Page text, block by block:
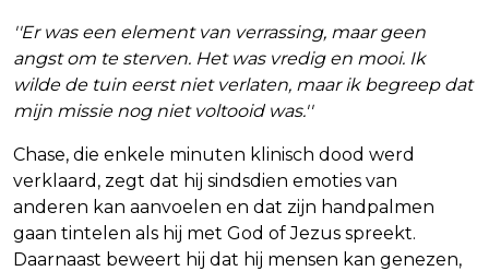
''Er was een element van verrassing, maar geen
angst om te sterven. Het was vredig en mooi. Ik
wilde de tuin eerst niet verlaten, maar ik begreep dat
mijn missie nog niet voltooid was.''
Chase, die enkele minuten klinisch dood werd
verklaard, zegt dat hij sindsdien emoties van
anderen kan aanvoelen en dat zijn handpalmen
gaan tintelen als hij met God of Jezus spreekt.
Daarnaast beweert hij dat hij mensen kan genezen,